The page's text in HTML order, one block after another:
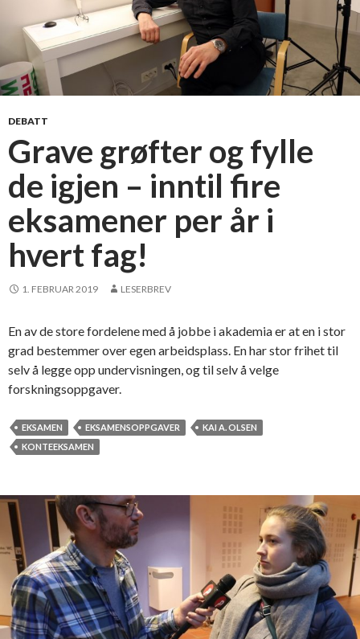
DEBATT
Grave grøfter og fylle
de igjen – inntil fire
eksamener per år i
hvert fag!
1. FEBRUAR 2019 LESERBREV
En av de store fordelene med å jobbe i akademia er at en i stor
grad bestemmer over egen arbeidsplass. En har stor frihet til
selv å legge opp undervisningen, og til selv å velge
forskningsoppgaver.
EKSAMEN EKSAMENSOPPGAVER
KAI A. OLSEN
KONTEEKSAMEN